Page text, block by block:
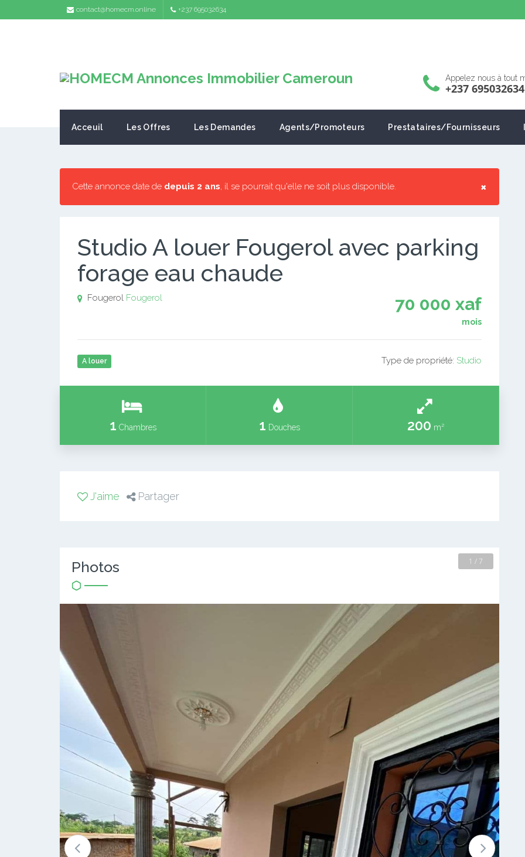
contact@homecm.online +237 695032634
Appelez nous à tout
+237 695032634
Acceuil Les Offres Les Demandes Agents/Promoteurs Prestataires/Fournisseurs
×
Cette annonce date de depuis 2 ans, il se pourrait qu'elle ne soit plus disponible.
Studio A louer Fougerol avec parking
forage eau chaude
70 000 xaf
mois
Fougerol Fougerol
A louer Type de propriété: Studio
1 Chambres 1 Douches 200 m²
J'aime Partager
Photos 2 / 7